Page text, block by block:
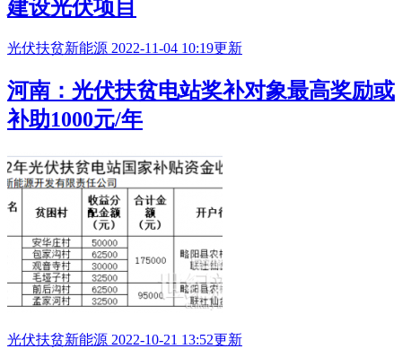
建设光伏项目
光伏扶贫新能源 2022-11-04 10:19更新
河南：光伏扶贫电站奖补对象最高奖励或
补助1000元/年
光伏扶贫新能源 2022-10-21 13:52更新